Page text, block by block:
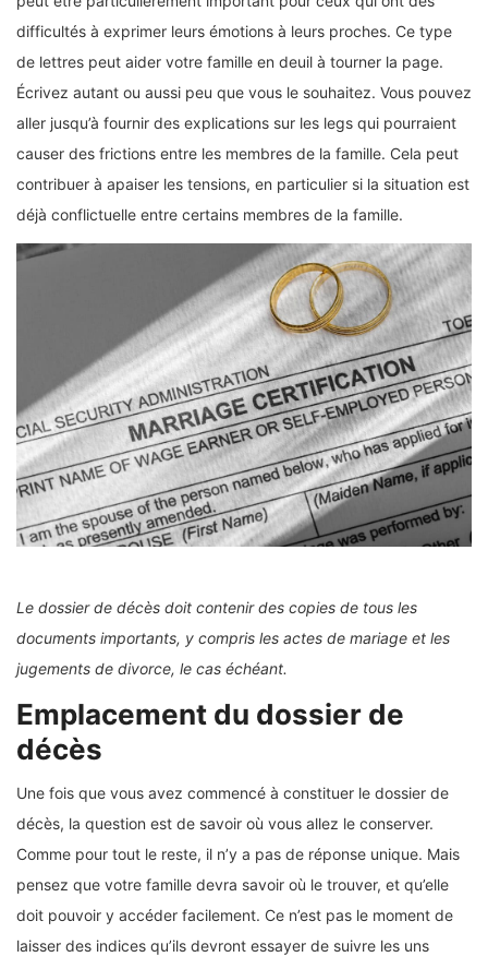
difficultés à exprimer leurs émotions à leurs proches. Ce type
de lettres peut aider votre famille en deuil à tourner la page.
Écrivez autant ou aussi peu que vous le souhaitez. Vous pouvez
aller jusqu’à fournir des explications sur les legs qui pourraient
causer des frictions entre les membres de la famille. Cela peut
contribuer à apaiser les tensions, en particulier si la situation est
déjà conflictuelle entre certains membres de la famille.
Le dossier de décès doit contenir des copies de tous les
documents importants, y compris les actes de mariage et les
jugements de divorce, le cas échéant.
Emplacement du dossier de
décès
Une fois que vous avez commencé à constituer le dossier de
décès, la question est de savoir où vous allez le conserver.
Comme pour tout le reste, il n’y a pas de réponse unique. Mais
pensez que votre famille devra savoir où le trouver, et qu’elle
doit pouvoir y accéder facilement. Ce n’est pas le moment de
laisser des indices qu’ils devront essayer de suivre les uns